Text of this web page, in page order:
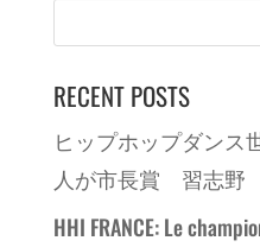
RECENT POSTS
ヒップホップダン
人が市長賞 習志野
HHI FRANCE: Le